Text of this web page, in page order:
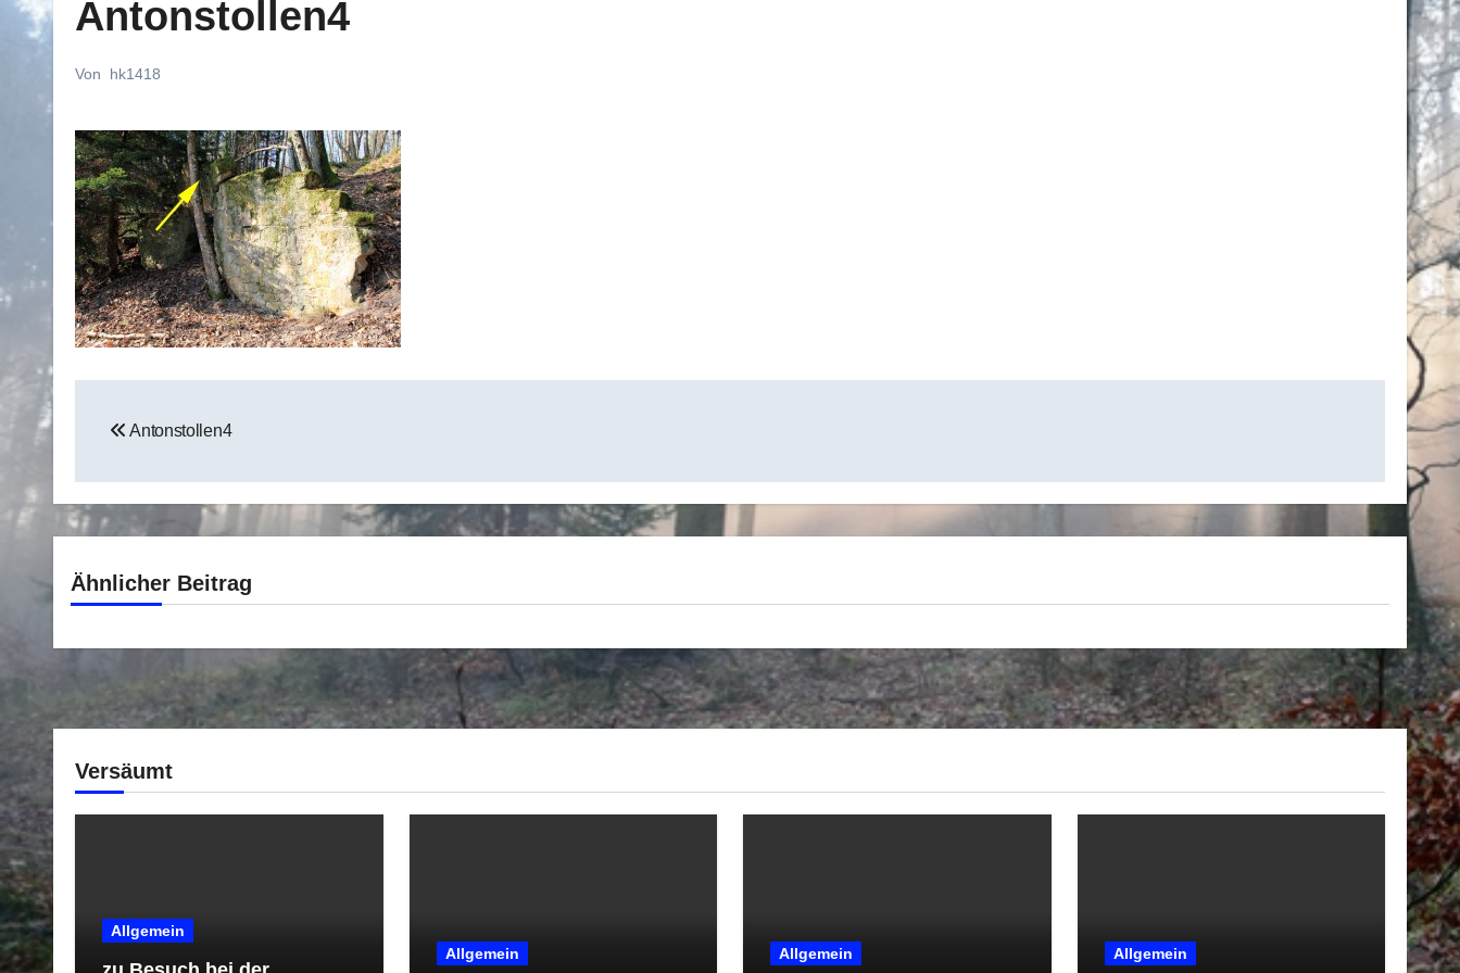
Antonstollen4
Von hk1418
Antonstollen4
Ähnlicher Beitrag
Versäumt
Allgemein
Allgemein Allgemein Allgemein